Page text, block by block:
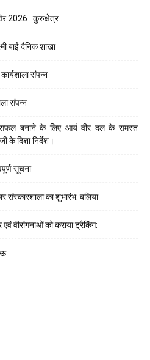
2026 : कुरुक्षेत्र
बाई दैनिक शाखा
संपन्न
संपन्न
सफल बनाने के लिए आर्य वीर दल के समस्त
के दिशा निर्देश।
सूचना
संस्कारशाला का शुभारंभ: बलिया
एवं वीरांगनाओं को कराया ट्रैकिंग: